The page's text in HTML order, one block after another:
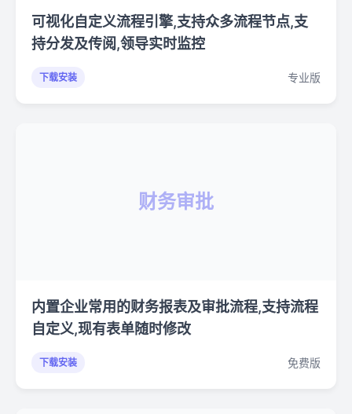
可视化自定义流程引擎,支持众多流程节点,支
持分发及传阅,领导实时监控
下载安装 专业版
财务审批
内置企业常用的财务报表及审批流程,支持流程
自定义,现有表单随时修改
下载安装 免费版